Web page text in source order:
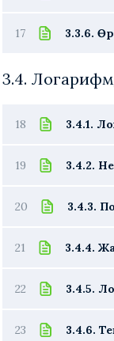
17 3.3.6.
3.4.
18 3.4.1.
19 3.4.2.
20 3.4.3.
21 3.4.4.
22 3.4.5.
23 3.4.6.